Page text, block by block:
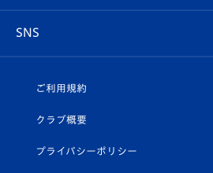
ホームタウン
プレイヤーズスイート
店舗情報
U-18
SNS
ヴィヴィくんインスタグラム
公式LINE＠
ご利用規約
クラブ概要
プライバシーポリシー